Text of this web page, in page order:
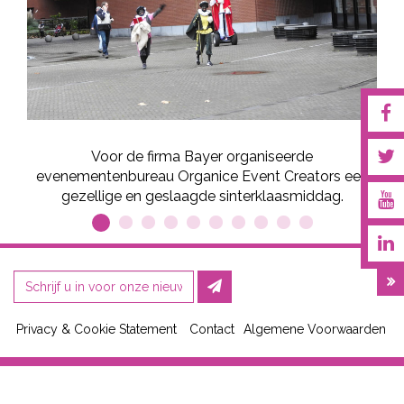
Voor de firma Bayer organiseerde
evenementenbureau Organice Event Creators een
gezellige en geslaagde sinterklaasmiddag.
Privacy & Cookie Statement Contact Algemene Voorwaarden